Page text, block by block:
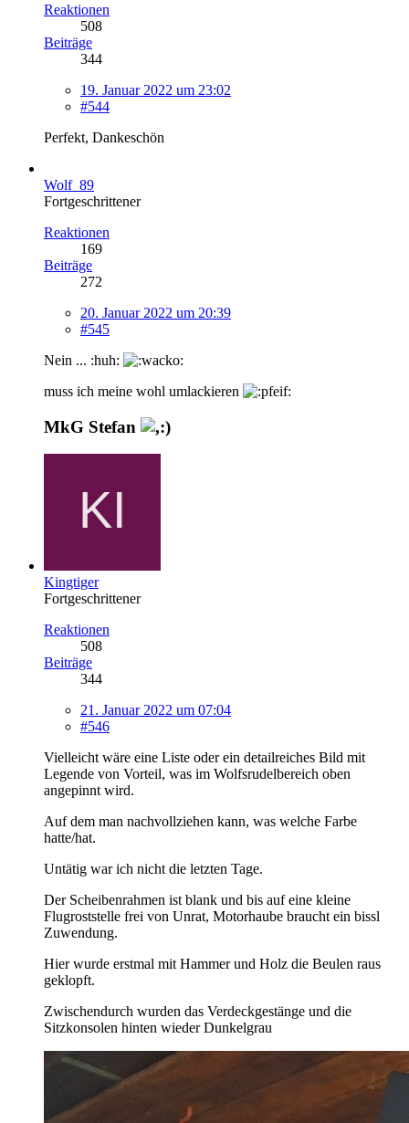
Reaktionen
508
Beiträge
344
19. Januar 2022 um 23:02
#544
Perfekt, Dankeschön
Wolf_89
Fortgeschrittener
Reaktionen
169
Beiträge
272
20. Januar 2022 um 20:39
#545
Nein ... :huh:
muss ich meine wohl umlackieren
MkG Stefan
Kingtiger
Fortgeschrittener
Reaktionen
508
Beiträge
344
21. Januar 2022 um 07:04
#546
Vielleicht wäre eine Liste oder ein detailreiches Bild mit
Legende von Vorteil, was im Wolfsrudelbereich oben
angepinnt wird.
Auf dem man nachvollziehen kann, was welche Farbe
hatte/hat.
Untätig war ich nicht die letzten Tage.
Der Scheibenrahmen ist blank und bis auf eine kleine
Flugroststelle frei von Unrat, Motorhaube braucht ein bissl
Zuwendung.
Hier wurde erstmal mit Hammer und Holz die Beulen raus
geklopft.
Zwischendurch wurden das Verdeckgestänge und die
Sitzkonsolen hinten wieder Dunkelgrau